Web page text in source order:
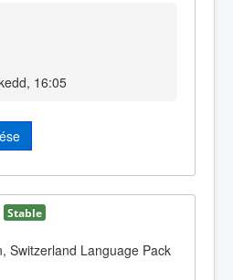
16:05
Stable
Switzerland Language Pack